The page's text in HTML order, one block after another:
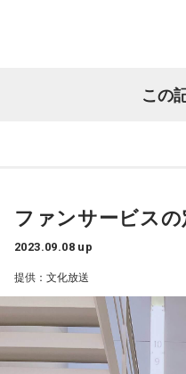
おかしば大喜利3rd
もはやここまで来たら質よ
下さい。
そんな大量回答のパイオニ
妻の回答をここでご紹介さ
＜ワンワンニャンニ
☆ここだけの話・・・とは
☆国民の税金は、国民の為だ
限外野フライを打てるよう
塁からライトへタイムリー
とに考えてやるのはいつも
――2021年シーズンの途中
ズンからライオンズに復帰
ら改めて戻ってきて、ライ
この
ファンサービスの
2023.09.08 up
提供：文化放送